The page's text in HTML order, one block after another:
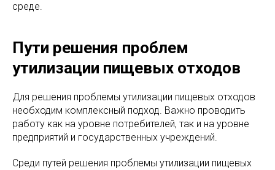
среде.
Пути решения проблем
утилизации пищевых отходов
Для решения проблемы утилизации пищевых отходов
необходим комплексный подход. Важно проводить
работу как на уровне потребителей, так и на уровне
предприятий и государственных учреждений.
Среди путей решения проблемы утилизации пищевых